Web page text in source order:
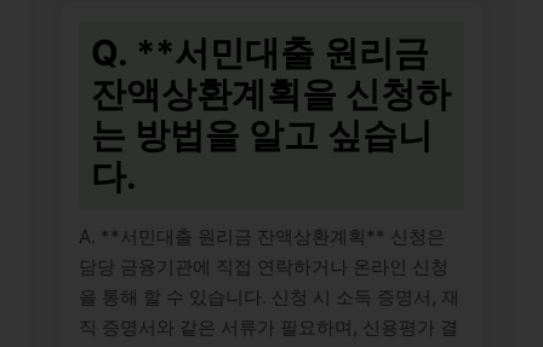
Q. **서민대출 원리금
잔액상환계획을 신청하
는 방법을 알고 싶습니
다.
A. **서민대출 원리금 잔액상환계획** 신청은
담당 금융기관에 직접 연락하거나 온라인 신청
을 통해 할 수 있습니다. 신청 시 소득 증명서, 재
직 증명서와 같은 서류가 필요하며, 신용평가 결